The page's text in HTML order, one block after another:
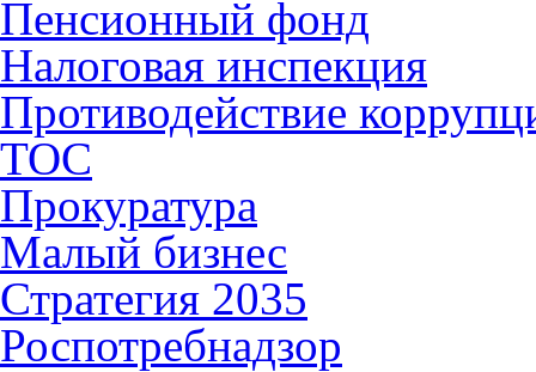
Пенсионный фонд
Налоговая инспекция
Противодействие
ТОС
Прокуратура
Малый бизнес
Стратегия 2035
Роспотребнадзор